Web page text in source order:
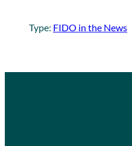
Type: FIDO in the News